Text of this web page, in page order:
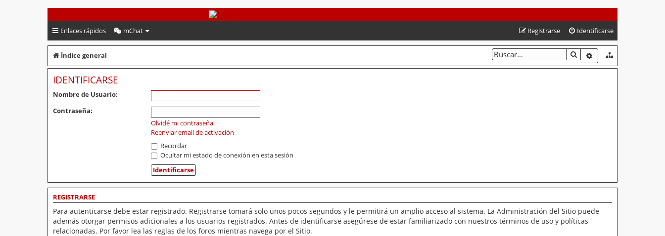
PeruVoley.com
Enlaces rápidos mChat Identificarse
Registrarse
Índice general BUSCARBÚSQUEDA
IDENTIFICARSE
Nombre de Usuario:
Contraseña:
Olvidé mi contraseña
Reenviar email de activación
Recordar
Ocultar mi estado de conexión en esta sesión
REGISTRARSE
Para autenticarse debe estar registrado. Registrarse tomará solo unos pocos segundos y le permitirá un amplio acceso al sistema. La Administración del Sitio puede
además otorgar permisos adicionales a los usuarios registrados. Antes de identificarse asegúrese de estar familiarizado con nuestros términos de uso y políticas
relacionadas. Por favor lea las reglas de los foros mientras navega por el Sitio.